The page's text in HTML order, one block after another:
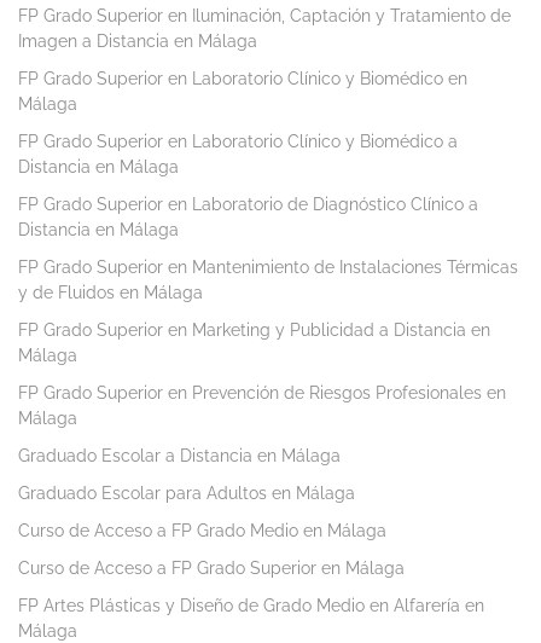
FP Grado Superior en Iluminación, Captación y Tratamiento de
Imagen a Distancia en Málaga
FP Grado Superior en Laboratorio Clínico y Biomédico en
Málaga
FP Grado Superior en Laboratorio Clínico y Biomédico a
Distancia en Málaga
FP Grado Superior en Laboratorio de Diagnóstico Clínico a
Distancia en Málaga
FP Grado Superior en Mantenimiento de Instalaciones Térmicas
y de Fluidos en Málaga
FP Grado Superior en Marketing y Publicidad a Distancia en
Málaga
FP Grado Superior en Prevención de Riesgos Profesionales en
Málaga
Graduado Escolar a Distancia en Málaga
Graduado Escolar para Adultos en Málaga
Curso de Acceso a FP Grado Medio en Málaga
Curso de Acceso a FP Grado Superior en Málaga
FP Artes Plásticas y Diseño de Grado Medio en Alfarería en
Málaga